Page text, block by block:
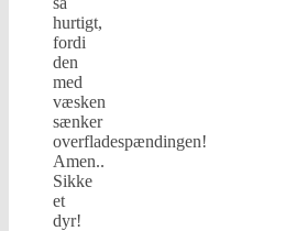
hurtigt,
fordi
den
med
væsken
sænker
overfladespændingen!
Amen..
Sikke
et
dyr!